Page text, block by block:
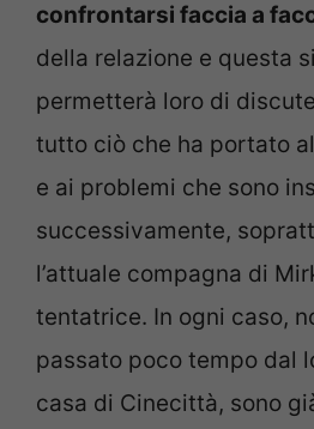
confrontarsi faccia a
della relazione e questa
permetterà loro di
tutto ciò che ha portato
e ai problemi che sono
successivamente,
l’attuale compagna di
tentatrice. In ogni caso,
passato poco tempo dal
casa di Cinecittà, sono